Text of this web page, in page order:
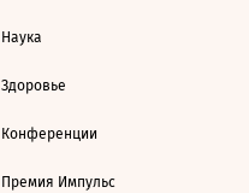
Наука
Здоровье
Конференции
Премия Импульс